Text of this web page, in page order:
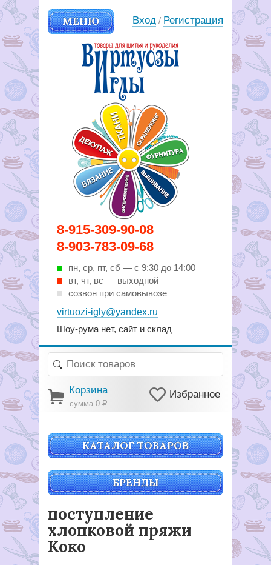
8-915-309-90-08
8-903-783-09-68
пн, ср, пт, cб — с 9:30 до 14:00
вт, чт, вс — выходной
созвон при самовывозе
virtuozi-igly@yandex.ru
Шоу-рума нет, сайт и склад
МЕНЮ
Вирутозы иглы. Товары для
шитья и рукоделья
Вход / Регистрация
Корзина
сумма 0Р
Избранное
КАТАЛОГ ТОВАРОВ
БРЕНДЫ
поступление
хлопковой пряжи
Коко